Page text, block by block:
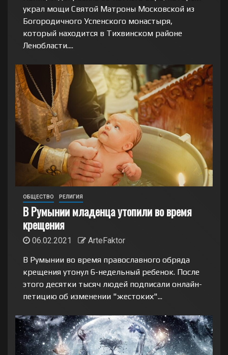
украл мощи Святой Матроны Московской из
Богородичного Успенского монастыря,
который находится в Тихвинском районе
Ленобласти....
ОБЩЕСТВО РЕЛИГИЯ
В Румынии младенца утопили во время
крещения
06.02.2021
ArteFaktor
В Румынии во время православного обряда
крещения утонул 6-недельный ребенок. После
этого десятки тысяч людей подписали онлайн-
петицию об изменении "жестоких"...